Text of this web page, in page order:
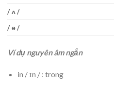
/ ʌ /
/ ə /
Ví dụ nguyên âm ngắn
in / ɪn / : trong